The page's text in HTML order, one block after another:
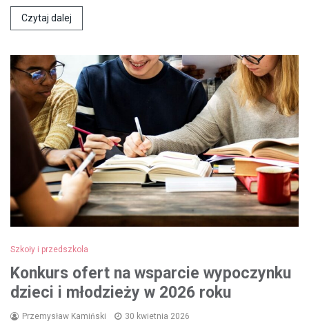
Czytaj dalej
Szkoły i przedszkola
Konkurs ofert na wsparcie wypoczynku
dzieci i młodzieży w 2026 roku
Przemysław Kamiński 30 kwietnia 2026